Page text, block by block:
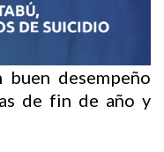
desempeño
de fin de año y